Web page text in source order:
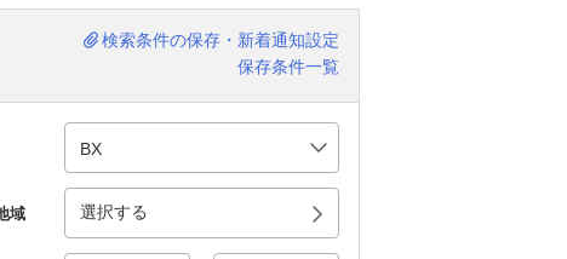
検索条件の保存・新着通知設定
保存条件一覧
域 選択する